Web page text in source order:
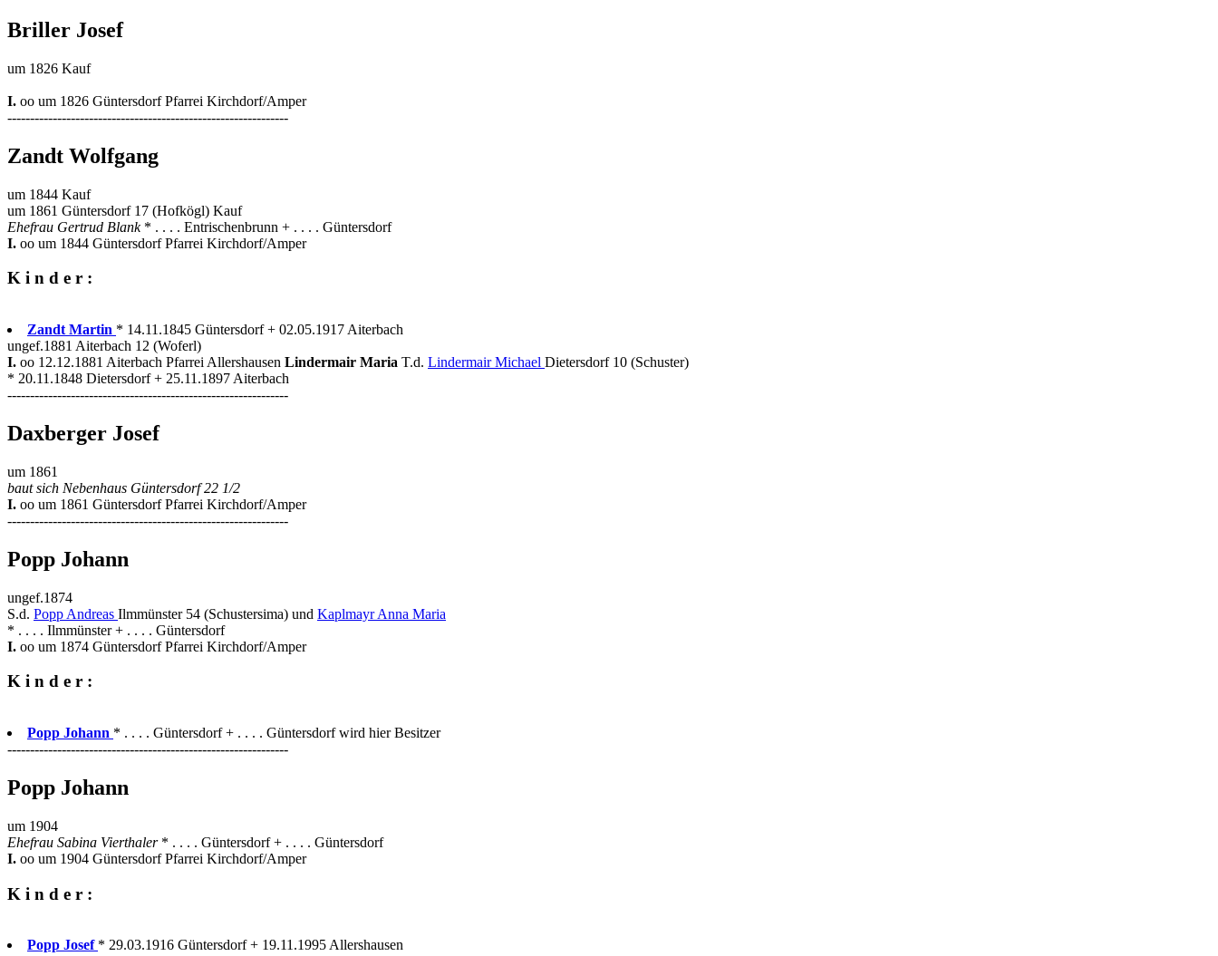
Briller Josef
um 1826 Kauf
I. oo um 1826 Güntersdorf Pfarrei Kirchdorf/Amper
--------------------------------------------------------------
Zandt Wolfgang
um 1844 Kauf
um 1861 Güntersdorf 17 (Hofkögl) Kauf
Ehefrau Gertrud Blank * . . . . Entrischenbrunn + . . . . Güntersdorf
I. oo um 1844 Güntersdorf Pfarrei Kirchdorf/Amper
K i n d e r :
Zandt Martin * 14.11.1845 Güntersdorf + 02.05.1917 Aiterbach
ungef.1881 Aiterbach 12 (Woferl)
I. oo 12.12.1881 Aiterbach Pfarrei Allershausen Lindermair Maria T.d. Lindermair Michael Dietersdorf 10 (Schuster)
* 20.11.1848 Dietersdorf + 25.11.1897 Aiterbach
--------------------------------------------------------------
Daxberger Josef
um 1861
baut sich Nebenhaus Güntersdorf 22 1/2
I. oo um 1861 Güntersdorf Pfarrei Kirchdorf/Amper
--------------------------------------------------------------
Popp Johann
ungef.1874
S.d. Popp Andreas Ilmmünster 54 (Schustersima) und Kaplmayr Anna Maria
* . . . . Ilmmünster + . . . . Güntersdorf
I. oo um 1874 Güntersdorf Pfarrei Kirchdorf/Amper
K i n d e r :
Popp Johann * . . . . Güntersdorf + . . . . Güntersdorf wird hier Besitzer
--------------------------------------------------------------
Popp Johann
um 1904
Ehefrau Sabina Vierthaler * . . . . Güntersdorf + . . . . Güntersdorf
I. oo um 1904 Güntersdorf Pfarrei Kirchdorf/Amper
K i n d e r :
Popp Josef * 29.03.1916 Güntersdorf + 19.11.1995 Allershausen